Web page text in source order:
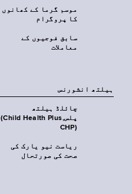
موسم گرما کے کھانوں
کا پروگرام
سابق فوجیوں کے
معاملات
‏ہیلتھ انشورنس
چائلڈ ہیلتھ
پلس‎(Child Health Plus,
CHP)‎
ریاست نیو یارک کی
صحت کی صورتحال